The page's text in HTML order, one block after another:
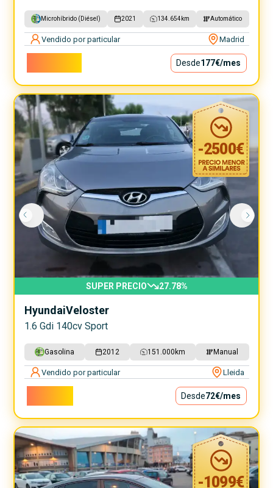
Microhíbrido (Diésel) 2021 134.654 km Automático
Vendido por particular Madrid
Desde177€/mes
-2500€
SUPER PRECIO 27.78%
HyundaiVeloster
1.6 Gdi 140cv Sport
Gasolina 2012 151.000 km Manual
Vendido por particular Lleida
Desde72€/mes
-1099€